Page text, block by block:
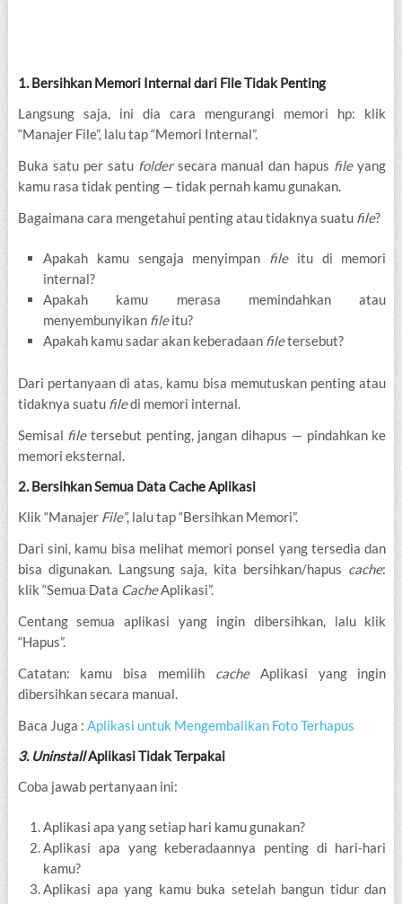
1. Bersihkan Memori Internal dari File Tidak Penting
Langsung saja, ini dia cara mengurangi memori hp: klik
“Manajer File”, lalu tap “Memori Internal”.
Buka satu per satu foldersecara manual dan hapus fileyang
kamu rasa tidak penting — tidak pernah kamu gunakan.
Bagaimana cara mengetahui penting atau tidaknya suatu file?
Apakah kamu sengaja menyimpan file itu di memori
internal?
Apakah kamu merasa memindahkan atau
menyembunyikan fileitu?
Apakah kamu sadar akan keberadaan filetersebut?
Dari pertanyaan di atas, kamu bisa memutuskan penting atau
tidaknya suatu filedi memori internal.
Semisal filetersebut penting, jangan dihapus — pindahkan ke
memori eksternal.
2. Bersihkan Semua Data Cache Aplikasi
Klik “Manajer File”, lalu tap “Bersihkan Memori”.
Dari sini, kamu bisa melihat memori ponsel yang tersedia dan
bisa digunakan. Langsung saja, kita bersihkan/hapus cache:
klik “Semua Data CacheAplikasi”.
Centang semua aplikasi yang ingin dibersihkan, lalu klik
“Hapus”.
Catatan: kamu bisa memilih cache Aplikasi yang ingin
dibersihkan secara manual.
Baca Juga : Aplikasi untuk Mengembalikan Foto Terhapus
3. UninstallAplikasi Tidak Terpakai
Coba jawab pertanyaan ini:
Aplikasi apa yang setiap hari kamu gunakan?
Aplikasi apa yang keberadaannya penting di hari-hari
kamu?
Aplikasi apa yang kamu buka setelah bangun tidur dan